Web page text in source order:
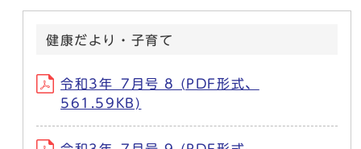
健康だより・子育て
令和3年_7月号 8 (PDF形式、
561.59KB)